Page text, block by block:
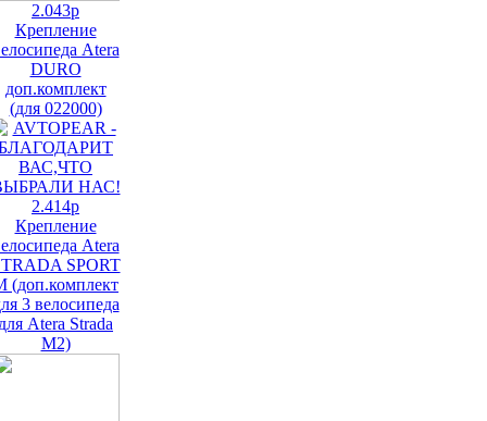
2.043р
Крепление
Atera
DURO
доп.комплект
(для 022000)
2.414р
Крепление
Atera
SPORT
(доп.комплект
3 велосипеда
Atera Strada
M2)